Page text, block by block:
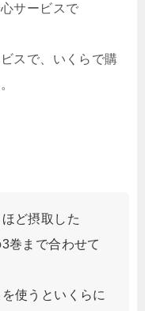
サービスで
スで、いくらで購
ど摂取した
巻まで合わせて
使うといくらに